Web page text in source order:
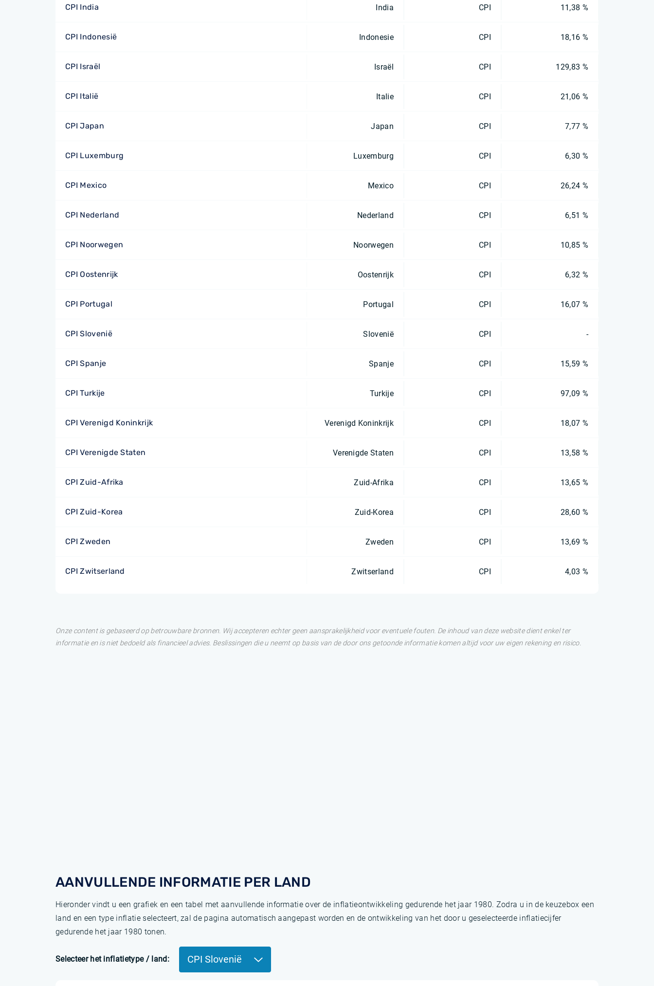
CPI India India CPI 11,38 %
CPI Indonesië Indonesie CPI 18,16 %
CPI Israël Israël CPI 129,83 %
CPI Italië Italie CPI 21,06 %
CPI Japan Japan CPI 7,77 %
CPI Luxemburg Luxemburg CPI 6,30 %
CPI Mexico Mexico CPI 26,24 %
CPI Nederland Nederland CPI 6,51 %
CPI Noorwegen Noorwegen CPI 10,85 %
CPI Oostenrijk Oostenrijk CPI 6,32 %
CPI Portugal Portugal CPI 16,07 %
CPI Slovenië Slovenië CPI -
CPI Spanje Spanje CPI 15,59 %
CPI Turkije Turkije CPI 97,09 %
CPI Verenigd Koninkrijk Verenigd Koninkrijk CPI 18,07 %
CPI Verenigde Staten Verenigde Staten CPI 13,58 %
CPI Zuid-Afrika Zuid-Afrika CPI 13,65 %
CPI Zuid-Korea Zuid-Korea CPI 28,60 %
CPI Zweden Zweden CPI 13,69 %
CPI Zwitserland Zwitserland CPI 4,03 %
Onze content is gebaseerd op betrouwbare bronnen. Wij accepteren echter geen aansprakelijkheid voor eventuele fouten. De inhoud van deze website dient enkel ter
informatie en is niet bedoeld als financieel advies. Beslissingen die u neemt op basis van de door ons getoonde informatie komen altijd voor uw eigen rekening en risico.
AANVULLENDE INFORMATIE PER LAND
Hieronder vindt u een grafiek en een tabel met aanvullende informatie over de inflatieontwikkeling gedurende het jaar 1980. Zodra u in de keuzebox een
land en een type inflatie selecteert, zal de pagina automatisch aangepast worden en de ontwikkeling van het door u geselecteerde inflatiecijfer
gedurende het jaar 1980 tonen.
Selecteer het inflatietype / land: CPI Slovenië